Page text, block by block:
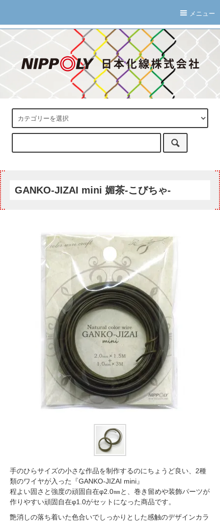
メニュー
GANKO-JIZAI mini 媚茶-こびちゃ-
手のひらサイズの小さな作品を制作するのにちょうど良い、2種
類のワイヤが入った『GANKO-JIZAI mini』
程よい固さと強度の頑固自在φ2.0㎜と、巻き留めや装飾パーツが
作りやすい頑固自在φ1.0がセットになった商品です。
艶消しの落ち着いた色合いでしっかりとした感触のデザインカラ